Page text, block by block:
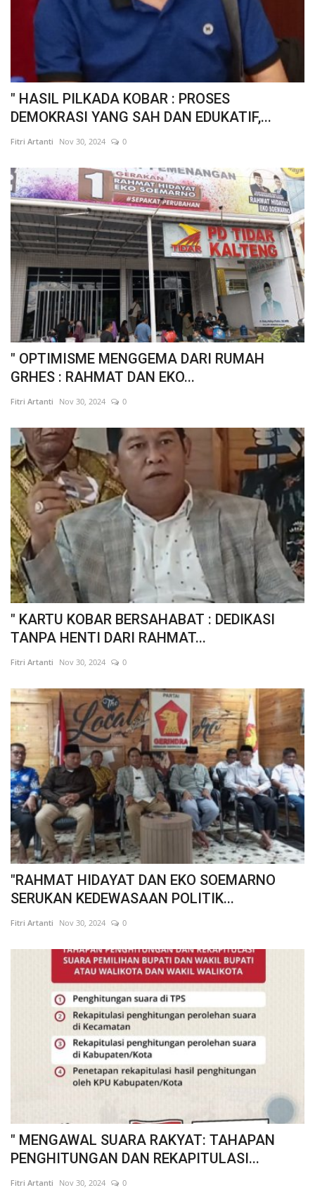
" HASIL PILKADA KOBAR : PROSES
DEMOKRASI YANG SAH DAN EDUKATIF,...
Fitri Artanti Nov 30, 2024 0
" OPTIMISME MENGGEMA DARI RUMAH
GRHES : RAHMAT DAN EKO...
Fitri Artanti Nov 30, 2024 0
" KARTU KOBAR BERSAHABAT : DEDIKASI
TANPA HENTI DARI RAHMAT...
Fitri Artanti Nov 30, 2024 0
"RAHMAT HIDAYAT DAN EKO SOEMARNO
SERUKAN KEDEWASAAN POLITIK...
Fitri Artanti Nov 30, 2024 0
" MENGAWAL SUARA RAKYAT: TAHAPAN
PENGHITUNGAN DAN REKAPITULASI...
Fitri Artanti Nov 30, 2024 0